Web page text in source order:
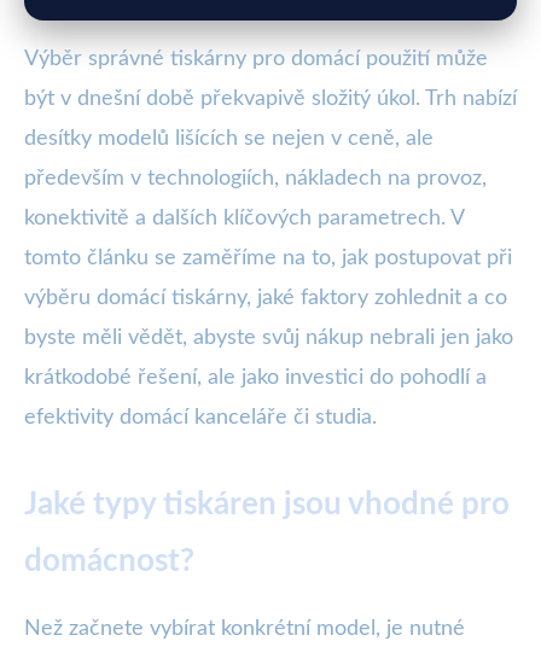
Výběr správné tiskárny pro domácí použití může
být v dnešní době překvapivě složitý úkol. Trh nabízí
desítky modelů lišících se nejen v ceně, ale
především v technologiích, nákladech na provoz,
konektivitě a dalších klíčových parametrech. V
tomto článku se zaměříme na to, jak postupovat při
výběru domácí tiskárny, jaké faktory zohlednit a co
byste měli vědět, abyste svůj nákup nebrali jen jako
krátkodobé řešení, ale jako investici do pohodlí a
efektivity domácí kanceláře či studia.
Jaké typy tiskáren jsou vhodné pro
domácnost?
Než začnete vybírat konkrétní model, je nutné